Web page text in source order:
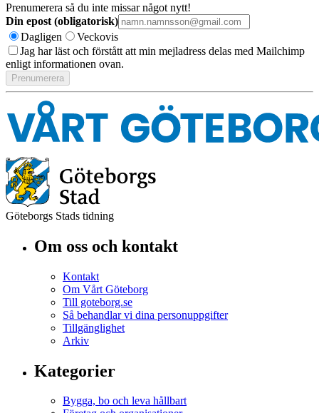
Prenumerera så du inte missar något nytt!
Din epost (obligatorisk)
Dagligen
Veckovis
Jag har läst och förstått att min mejladress delas med Mailchimp
enligt informationen ovan.
Göteborgs Stads tidning
Om oss och kontakt
Kontakt
Om Vårt Göteborg
Till goteborg.se
Så behandlar vi dina personuppgifter
Tillgänglighet
Arkiv
Kategorier
Bygga, bo och leva hållbart